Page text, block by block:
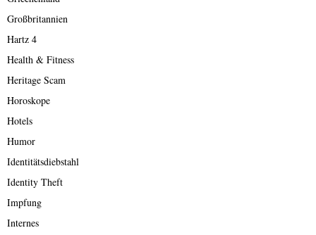
Großbritannien
Hartz 4
Health & Fitness
Heritage Scam
Horoskope
Hotels
Humor
Identitätsdiebstahl
Identity Theft
Impfung
Internes